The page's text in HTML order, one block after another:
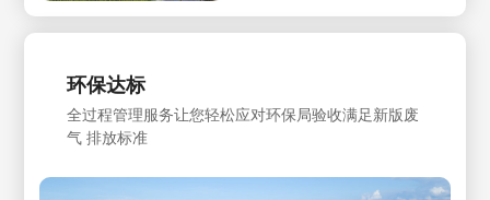
环保达标
全过程管理服务让您轻松应对环保局验收满足新版废
气 排放标准